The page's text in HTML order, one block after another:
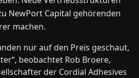
NewPort Capital gehörenden
machen.
nur auf den Preis geschaut,
beobachtet Rob Broere,
der Cordial Adhesives